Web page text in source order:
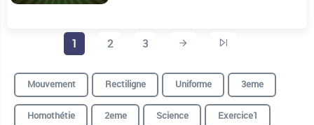
1 2 3
Mouvement Rectiligne Uniforme
3eme
Homothétie
2eme Science
Exercice1